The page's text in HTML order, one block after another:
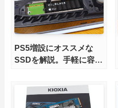
PS5増設にオススメな
SSDを解説。手軽に容量
最新、PS5 Proにも対
応】